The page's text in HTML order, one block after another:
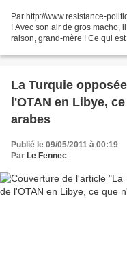
Par http://www.resistance-
! Avec son air de gros macho,
raison, grand-mère ! Ce qui
La Turquie
l'OTAN en Libye,
arabes
Publié le 09/05/2011 à 00:19
Par Le Fennec